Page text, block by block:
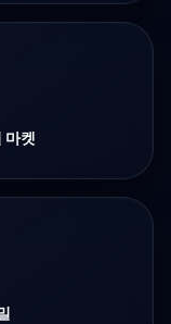
마켓